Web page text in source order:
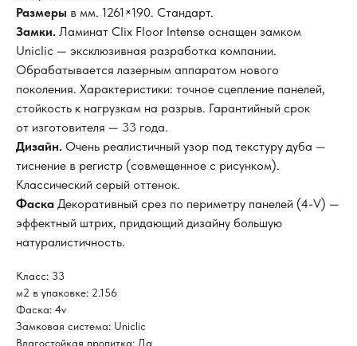
Размеры в мм. 1261×190. Стандарт.
Замки. Ламинат Clix Floor Intense оснащен замком
Uniclic — эксклюзивная разработка компании.
Обрабатывается лазерным аппаратом нового
поколения. Характеристики: точное сцепление панелей,
стойкость к нагрузкам на разрыв. Гарантийный срок
от изготовителя — 33 года.
Дизайн. Очень реалистичный узор под текстуру дуба —
тиснение в регистр (совмещенное с рисунком).
Классический серый оттенок.
Фаска Декоративный срез по периметру панелей (4-V) —
эффектный штрих, придающий дизайну большую
натуралистичность.
Класс: 33
м2 в упаковке: 2.156
Фаска: 4v
Замковая система: Uniclic
Влагостойкая пропитка: Да